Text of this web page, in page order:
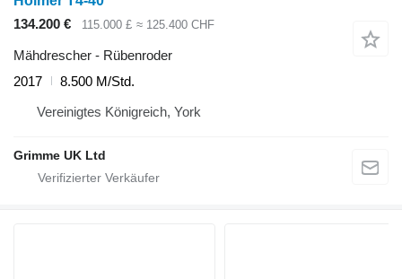
134.200 €
115.000 £ ≈ 125.400 CHF
Mähdrescher - Rübenroder
2017
8.500 M/Std.
Vereinigtes Königreich, York
Grimme UK Ltd